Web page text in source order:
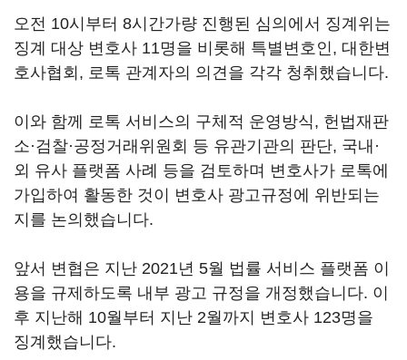
오전 10시부터 8시간가량 진행된 심의에서 징계위는
징계 대상 변호사 11명을 비롯해 특별변호인, 대한변
호사협회, 로톡 관계자의 의견을 각각 청취했습니다.
이와 함께 로톡 서비스의 구체적 운영방식, 헌법재판
소·검찰·공정거래위원회 등 유관기관의 판단, 국내·
외 유사 플랫폼 사례 등을 검토하며 변호사가 로톡에
가입하여 활동한 것이 변호사 광고규정에 위반되는
지를 논의했습니다.
앞서 변협은 지난 2021년 5월 법률 서비스 플랫폼 이
용을 규제하도록 내부 광고 규정을 개정했습니다. 이
후 지난해 10월부터 지난 2월까지 변호사 123명을
징계했습니다.